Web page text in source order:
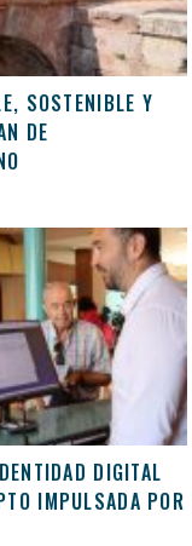
SOSTENIBLE Y
DE
DIGITAL
IMPULSADA POR